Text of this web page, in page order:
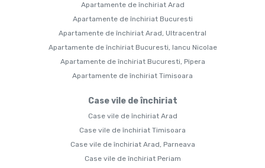
Apartamente de închiriat Arad
Apartamente de închiriat Bucuresti
Apartamente de închiriat Arad, Ultracentral
Apartamente de închiriat Bucuresti, Iancu Nicolae
Apartamente de închiriat Bucuresti, Pipera
Apartamente de închiriat Timisoara
Case vile de închiriat
Case vile de închiriat Arad
Case vile de închiriat Timisoara
Case vile de închiriat Arad, Parneava
Case vile de închiriat Periam